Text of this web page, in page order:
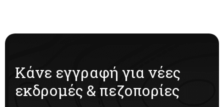
Κάνε εγγραφή για νέες
εκδρομές & πεζοπορίες